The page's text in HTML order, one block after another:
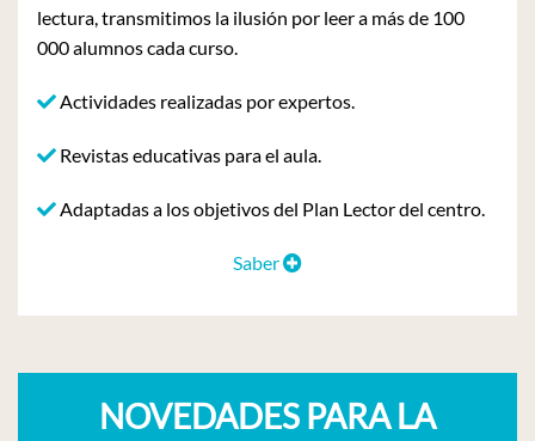
lectura, transmitimos la ilusión por leer a más de 100
000 alumnos cada curso.
Actividades realizadas por expertos.
Revistas educativas para el aula.
Adaptadas a los objetivos del Plan Lector del centro.
Saber
NOVEDADES PARA LA